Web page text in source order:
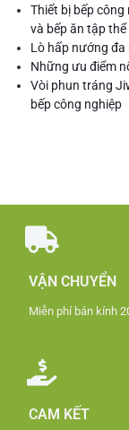
Thiết bị bếp
và bếp ăn tập thể
Lò hấp nướng đa
Những ưu điểm
Vòi phun tráng
bếp công nghiệp
VẬN CHUYỂN
Miễn phí bán kính
CAM KẾT